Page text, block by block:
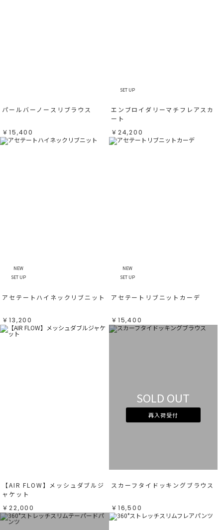
パールバーノースリブラウス
￥15,400
SET UP
エンブロイダリーマチフレアスカ
ート
￥24,200
NEW
SET UP
アセテートハイネックリブニット
￥13,200
NEW
SET UP
アセテートリブニットカーデ
￥15,400
【AIR FLOW】メッシュダブルジ
ャケット
￥22,000
SOLD OUT
再入荷受付
スカーフタイドッキングブラウス
￥16,500